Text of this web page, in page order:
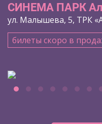
СИНЕМА ПАРК
ул. Малышева, 5, ТРК
билеты скоро в